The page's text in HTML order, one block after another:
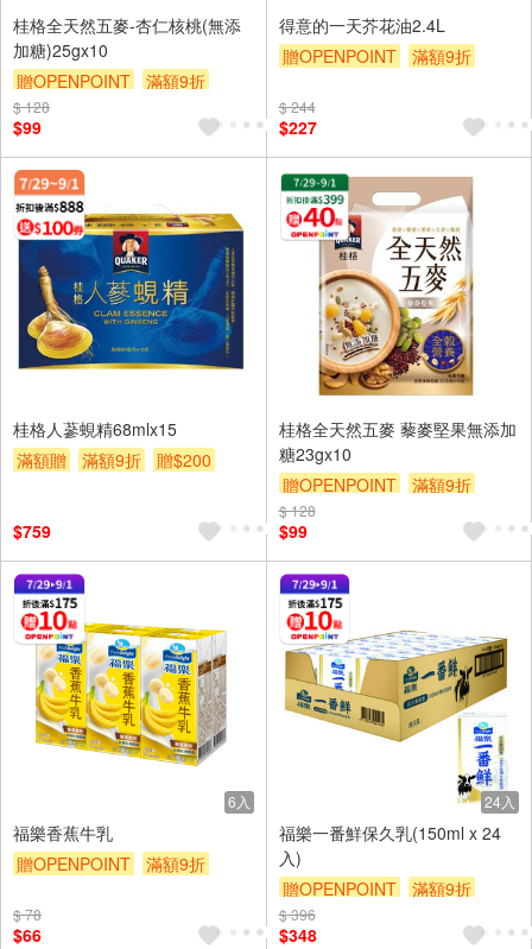
桂格全天然五麥-杏仁核桃(無添
加糖)25gx10
贈OPENPOINT
滿額9折
贈$200
$ 128
$99
得意的一天芥花油2.4L
贈OPENPOINT
滿額9折
$ 244
$227
桂格人蔘蜆精68mlx15
滿額贈
滿額9折
贈$200
$759
桂格全天然五麥 藜麥堅果無添加
糖23gx10
贈OPENPOINT
滿額9折
贈$200
$ 128
$99
6入
福樂香蕉牛乳
贈OPENPOINT
滿額9折
$ 78
$66
24入
福樂一番鮮保久乳(150ml x 24
入)
贈OPENPOINT
滿額9折
贈$200
$ 396
$348